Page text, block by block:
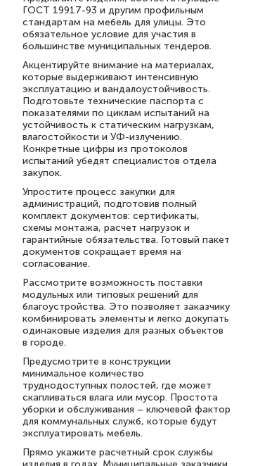
ГОСТ 19917-93 и другим профильным
стандартам на мебель для улицы. Это
обязательное условие для участия в
большинстве муниципальных тендеров.
Акцентируйте внимание на материалах,
которые выдерживают интенсивную
эксплуатацию и вандалоустойчивость.
Подготовьте технические паспорта с
показателями по циклам испытаний на
устойчивость к статическим нагрузкам,
влагостойкости и УФ-излучению.
Конкретные цифры из протоколов
испытаний убедят специалистов отдела
закупок.
Упростите процесс закупки для
администраций, подготовив полный
комплект документов: сертификаты,
схемы монтажа, расчет нагрузок и
гарантийные обязательства. Готовый пакет
документов сокращает время на
согласование.
Рассмотрите возможность поставки
модульных или типовых решений для
благоустройства. Это позволяет заказчику
комбинировать элементы и легко докупать
одинаковые изделия для разных объектов
в городе.
Предусмотрите в конструкции
минимальное количество
труднодоступных полостей, где может
скапливаться влага или мусор. Простота
уборки и обслуживания – ключевой фактор
для коммунальных служб, которые будут
эксплуатировать мебель.
Прямо укажите расчетный срок службы